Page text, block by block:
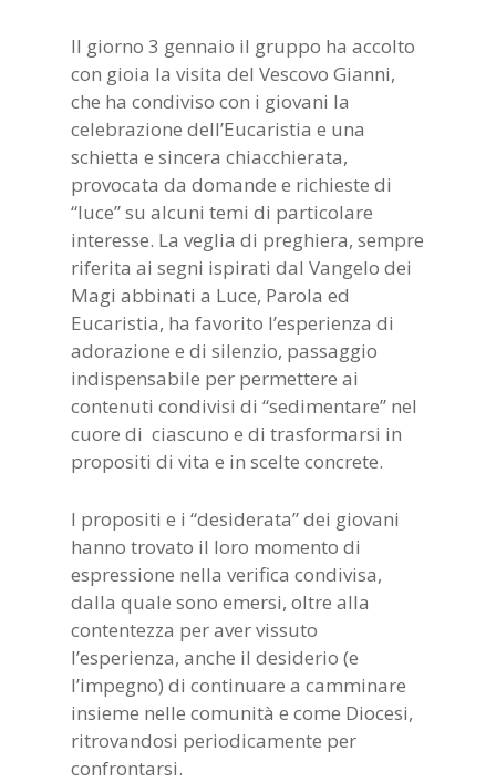
Il giorno 3 gennaio il gruppo ha accolto
con gioia la visita del Vescovo Gianni,
che ha condiviso con i giovani la
celebrazione dell’Eucaristia e una
schietta e sincera chiacchierata,
provocata da domande e richieste di
“luce” su alcuni temi di particolare
interesse. La veglia di preghiera, sempre
riferita ai segni ispirati dal Vangelo dei
Magi abbinati a Luce, Parola ed
Eucaristia, ha favorito l’esperienza di
adorazione e di silenzio, passaggio
indispensabile per permettere ai
contenuti condivisi di “sedimentare” nel
cuore di ciascuno e di trasformarsi in
propositi di vita e in scelte concrete.
I propositi e i “desiderata” dei giovani
hanno trovato il loro momento di
espressione nella verifica condivisa,
dalla quale sono emersi, oltre alla
contentezza per aver vissuto
l’esperienza, anche il desiderio (e
l’impegno) di continuare a camminare
insieme nelle comunità e come Diocesi,
ritrovandosi periodicamente per
confrontarsi.